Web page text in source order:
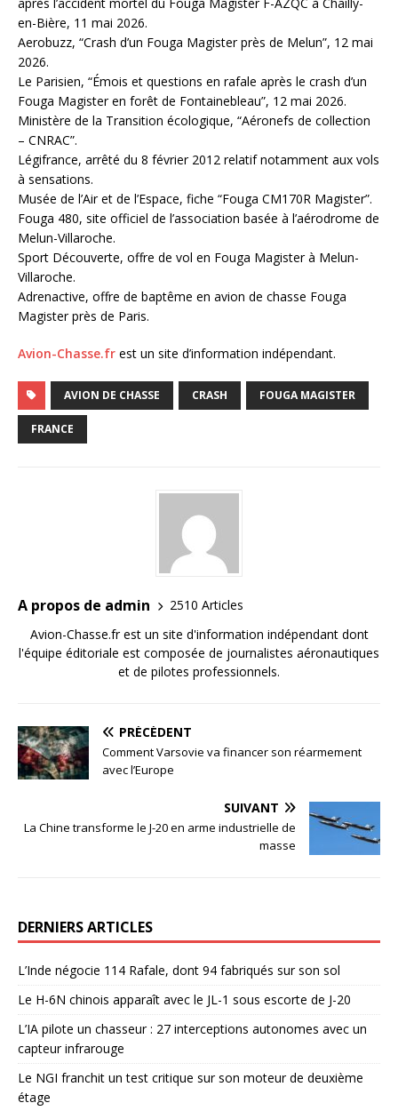
en-Bière, 11 mai 2026.
Aerobuzz, “Crash d’un Fouga Magister près de Melun”, 12 mai
2026.
Le Parisien, “Émois et questions en rafale après le crash d’un
Fouga Magister en forêt de Fontainebleau”, 12 mai 2026.
Ministère de la Transition écologique, “Aéronefs de collection
– CNRAC”.
Légifrance, arrêté du 8 février 2012 relatif notamment aux vols
à sensations.
Musée de l’Air et de l’Espace, fiche “Fouga CM170R Magister”.
Fouga 480, site officiel de l’association basée à l’aérodrome de
Melun-Villaroche.
Sport Découverte, offre de vol en Fouga Magister à Melun-
Villaroche.
Adrenactive, offre de baptême en avion de chasse Fouga
Magister près de Paris.
Avion-Chasse.fr est un site d’information indépendant.
AVION DE CHASSE CRASH FOUGA MAGISTER
FRANCE
A propos de admin
2510 Articles
Avion-Chasse.fr est un site d'information indépendant dont
l'équipe éditoriale est composée de journalistes aéronautiques
et de pilotes professionnels.
PRÉCÉDENT
Comment Varsovie va financer son réarmement
avec l’Europe
SUIVANT
La Chine transforme le J-20 en arme industrielle de
masse
DERNIERS ARTICLES
L’Inde négocie 114 Rafale, dont 94 fabriqués sur son sol
Le H-6N chinois apparaît avec le JL-1 sous escorte de J-20
L’IA pilote un chasseur : 27 interceptions autonomes avec un
capteur infrarouge
Le NGI franchit un test critique sur son moteur de deuxième
étage